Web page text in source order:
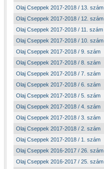
Olaj Cseppek 2017-2018 / 13. szám
Olaj Cseppek 2017-2018 / 12. szám
Olaj Cseppek 2017-2018 / 11. szám
Olaj Cseppek 2017-2018 / 10. szám
Olaj Cseppek 2017-2018 / 9. szám
Olaj Cseppek 2017-2018 / 8. szám
Olaj Cseppek 2017-2018 / 7. szám
Olaj Cseppek 2017-2018 / 6. szám
Olaj Cseppek 2017-2018 / 5. szám
Olaj Cseppek 2017-2018 / 4. szám
Olaj Cseppek 2017-2018 / 3. szám
Olaj Cseppek 2017-2018 / 2. szám
Olaj Cseppek 2017-2018 / 1. szám
Olaj Cseppek 2016-2017 / 26. szám
Olaj Cseppek 2016-2017 / 25. szám